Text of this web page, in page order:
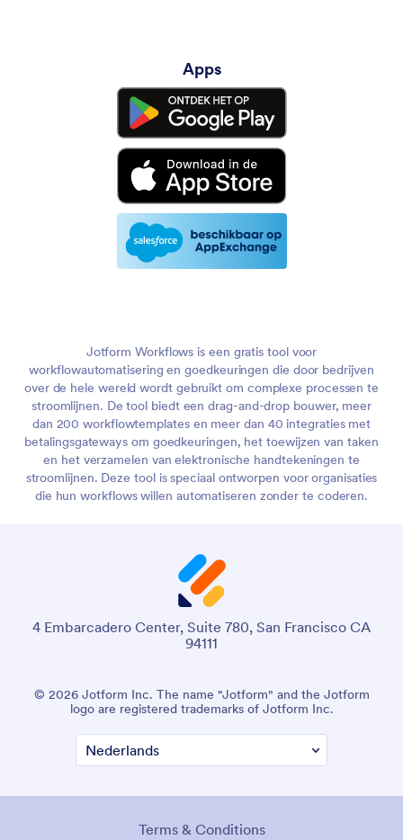
Apps
Jotform Workflows is een gratis tool voor
workflowautomatisering en goedkeuringen die door bedrijven
over de hele wereld wordt gebruikt om complexe processen te
stroomlijnen. De tool biedt een drag-and-drop bouwer, meer
dan 200 workflowtemplates en meer dan 40 integraties met
betalingsgateways om goedkeuringen, het toewijzen van taken
en het verzamelen van elektronische handtekeningen te
stroomlijnen. Deze tool is speciaal ontworpen voor organisaties
die hun workflows willen automatiseren zonder te coderen.
4 Embarcadero Center, Suite 780, San Francisco CA
94111
© 2026 Jotform Inc. The name "Jotform" and the Jotform
logo are registered trademarks of Jotform Inc.
Terms & Conditions